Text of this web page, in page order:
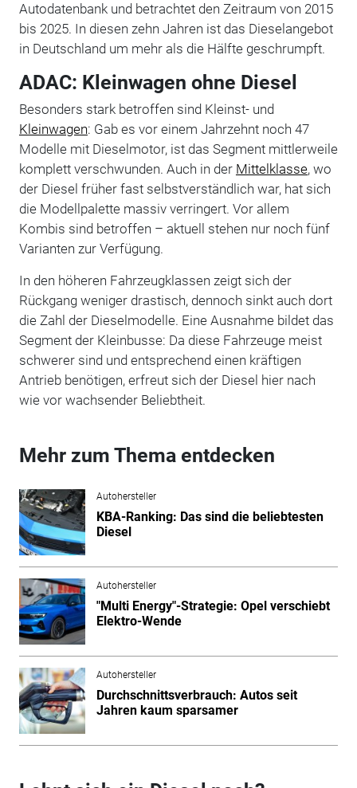
Autodatenbank und betrachtet den Zeitraum von 2015
bis 2025. In diesen zehn Jahren ist das Dieselangebot
in Deutschland um mehr als die Hälfte geschrumpft.
ADAC: Kleinwagen ohne Diesel
Besonders stark betroffen sind Kleinst- und
Kleinwagen: Gab es vor einem Jahrzehnt noch 47
Modelle mit Dieselmotor, ist das Segment mittlerweile
komplett verschwunden. Auch in der Mittelklasse, wo
der Diesel früher fast selbstverständlich war, hat sich
die Modellpalette massiv verringert. Vor allem
Kombis sind betroffen – aktuell stehen nur noch fünf
Varianten zur Verfügung.
In den höheren Fahrzeugklassen zeigt sich der
Rückgang weniger drastisch, dennoch sinkt auch dort
die Zahl der Dieselmodelle. Eine Ausnahme bildet das
Segment der Kleinbusse: Da diese Fahrzeuge meist
schwerer sind und entsprechend einen kräftigen
Antrieb benötigen, erfreut sich der Diesel hier nach
wie vor wachsender Beliebtheit.
Mehr zum Thema entdecken
Autohersteller
KBA-Ranking: Das sind die beliebtesten
Diesel
Autohersteller
"Multi Energy"-Strategie: Opel verschiebt
Elektro-Wende
Autohersteller
Durchschnittsverbrauch: Autos seit
Jahren kaum sparsamer